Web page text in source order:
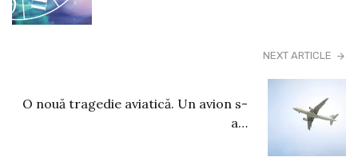
NEXT ARTICLE
O nouă tragedie aviatică. Un avion s-
a…